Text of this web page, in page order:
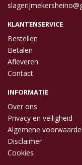
KLANTENSERVICE
Bestellen
Betalen
Afleveren
Contact
INFORMATIE
Over ons
Privacy en veiligheid
Algemene
Disclaimer
Cookies